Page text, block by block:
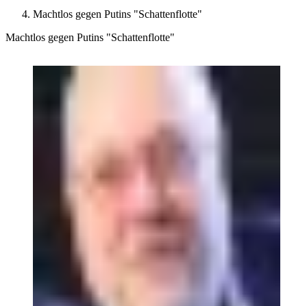
Machtlos gegen Putins "Schattenflotte"
Machtlos gegen Putins "Schattenflotte"